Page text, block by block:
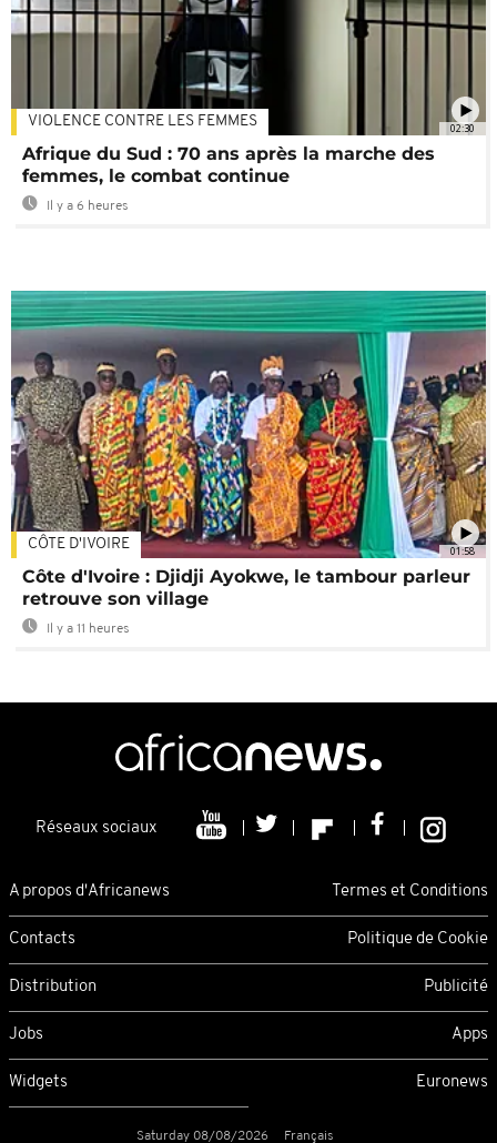
02:30
VIOLENCE CONTRE LES FEMMES
Afrique du Sud : 70 ans après la marche des
femmes, le combat continue
Il y a 6 heures
01:58
CÔTE D'IVOIRE
Côte d'Ivoire : Djidji Ayokwe, le tambour parleur
retrouve son village
Il y a 11 heures
Réseaux sociaux
A propos d'Africanews Termes et Conditions
Contacts Politique de Cookie
Distribution Publicité
Jobs Apps
Widgets Euronews
Saturday 08/08/2026